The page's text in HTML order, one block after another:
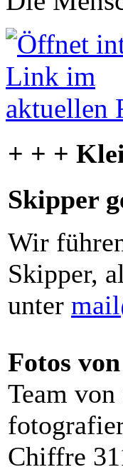
+ + +
Skipper
Wir
Skipper,
unter
Fotos
Team
Chiffre